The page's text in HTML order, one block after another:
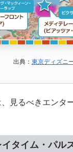
出典： 東京ディズニ
見るべきエンタ
タイム・パル